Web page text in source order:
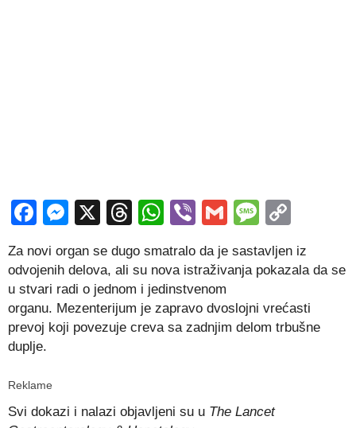
Facebook
Messenger
X Threads
WhatsApp
ViberGmail
Za novi organ se dugo smatralo da je sastavljen iz
odvojenih delova, ali su nova istraživanja pokazala da se
u stvari radi o jednom i jedinstvenom
organu. Mezenterijum je zapravo dvoslojni vrećasti
prevoj koji povezuje creva sa zadnjim delom trbušne
duplje.
Reklame
Svi dokazi i nalazi objavljeni su u The Lancet